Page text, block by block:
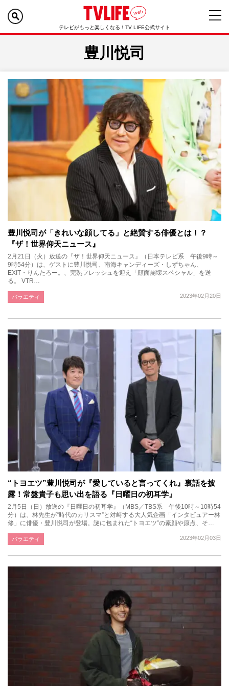
テレビがもっと楽しくなる！TV LIFE公式サイト
豊川悦司
豊川悦司が「きれいな顔してる」と絶賛する俳優とは！？
『ザ！世界仰天ニュース』
2月21日（火）放送の『ザ！世界仰天ニュース』（日本テレビ系 午後9時～
9時54分）は、ゲストに豊川悦司、南海キャンディーズ・しずちゃん、
EXIT・りんたろー。、完熟フレッシュを迎え「顔面崩壊スペシャル」を送
る。 VTR…
2023年02月20日
バラエティ
“トヨエツ”豊川悦司が『愛していると言ってくれ』裏話を披
露！常盤貴子も思い出を語る『日曜日の初耳学』
2月5日（日）放送の『日曜日の初耳学』（MBS／TBS系 午後10時～10時54
分）は、林先生が“時代のカリスマ”と対峙する大人気企画「インタビュアー林
修」に俳優・豊川悦司が登場。謎に包まれた“トヨエツ”の素顔や原点、そ…
2023年02月03日
バラエティ